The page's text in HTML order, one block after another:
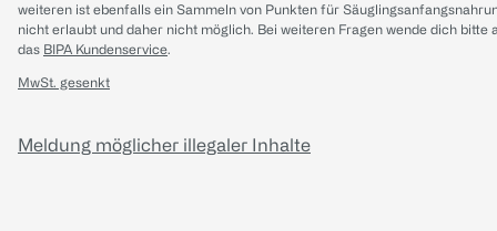
weiteren ist ebenfalls ein Sammeln von Punkten für
nicht erlaubt und daher nicht möglich. Bei weiteren Fragen wende dich bitte
das BIPA Kundenservice.
MwSt. gesenkt
Meldung möglicher illegaler Inhalte